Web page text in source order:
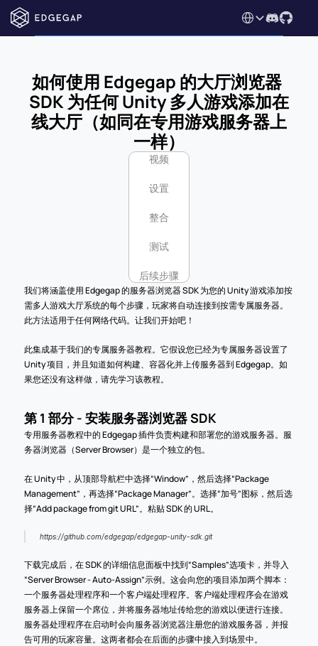
Select Language
如何使用 Edgegap 的大厅浏览器
SDK 为任何 Unity 多人游戏添加在
线大厅（如同在专用游戏服务器上
一样）
视频
设置
整合
测试
后续步骤
我们将涵盖使用 Edgegap 的服务器浏览器 SDK 为您的 Unity 游戏添加按
需多人游戏大厅系统的每个步骤，玩家将自动连接到按需专属服务器。
此方法适用于任何网络代码。让我们开始吧！
此集成基于我们的专属服务器教程。它假设您已经为专属服务器设置了
Unity 项目，并且知道如何构建、容器化并上传服务器到 Edgegap。如
果您还没有这样做，请先学习该教程。
第 1 部分 - 安装服务器浏览器 SDK
专用服务器教程中的 Edgegap 插件负责构建和部署您的游戏服务器。服
务器浏览器（Server Browser）是一个独立的包。
在 Unity 中，从顶部导航栏中选择“Window”，然后选择“Package
Management”，再选择“Package Manager”。选择“加号”图标，然后选
择“Add package from git URL”。粘贴 SDK 的 URL。
https://github.com/edgegap/edgegap-unity-sdk.git
下载完成后，在 SDK 的详细信息面板中找到“Samples”选项卡，并导入
“Server Browser - Auto-Assign”示例。这会向您的项目添加两个脚本：
一个服务器处理程序和一个客户端处理程序。客户端处理程序会在游戏
服务器上保留一个席位，并将服务器地址传给您的游戏以便进行连接。
服务器处理程序在启动时会向服务器浏览器注册您的游戏服务器，并报
告可用的玩家容量。这两者都会在后面的步骤中接入到场景中。